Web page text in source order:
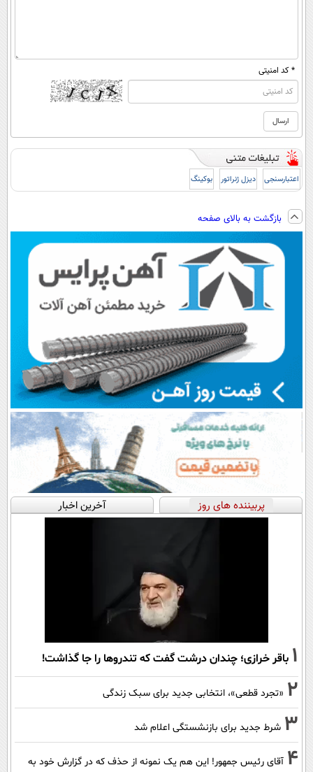
* کد امنیتی
اعتبارسنجی دیزل ژنراتور بوکینگ
بازگشت به بالای صفحه
پربیننده های روز آخرین اخبار
1 باقر خرازی؛ چندان درشت گفت که تندروها را جا گذاشت!
2 «تجرد قطعی»، انتخابی جدید برای سبک زندگی
3 شرط جدید برای بازنشستگی اعلام شد
4 آقای رئیس جمهور! این هم یک نمونه از حذف که در گزارش خود به